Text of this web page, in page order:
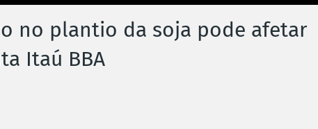
no plantio da soja pode afetar
Itaú BBA